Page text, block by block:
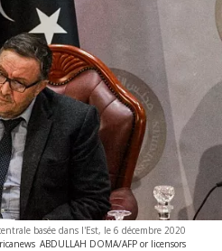
basée dans l'Est, le 6 décembre 2020
ABDULLAH DOMA/AFP or licensors